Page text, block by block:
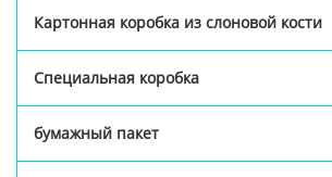
Картонная коробка из слоновой кости
Специальная коробка
бумажный пакет